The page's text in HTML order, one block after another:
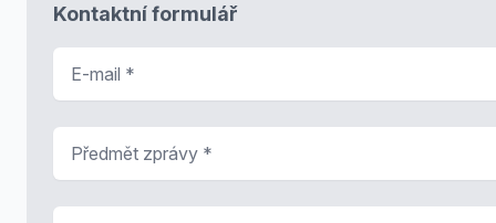
Kontaktní formulář